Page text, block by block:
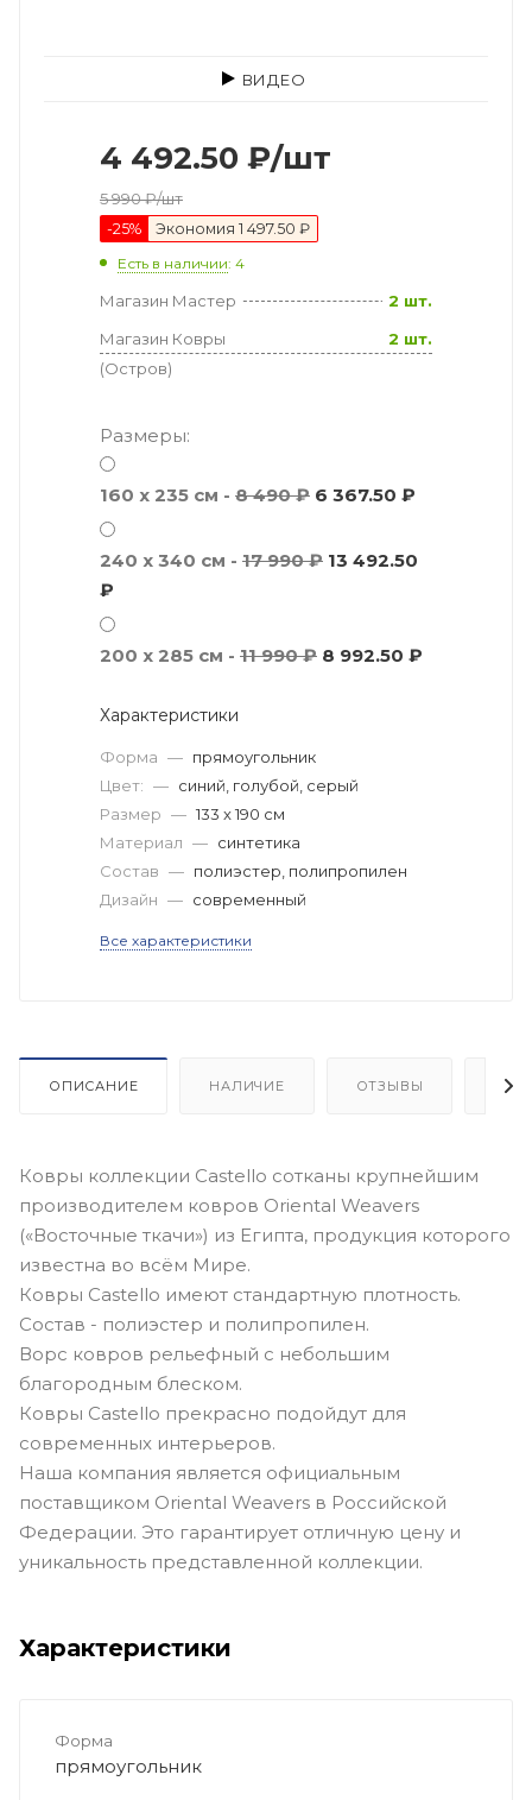
ВИДЕО
4 492.50 ₽/шт
5 990₽/шт
-25% Экономия 1 497.50 ₽
Есть в наличии: 4
Магазин Мастер
2 шт.
Магазин Ковры
(Остров)
2 шт.
Размеры:
160 x 235 см - 8 490 ₽ 6 367.50 ₽
240 x 340 см - 17 990 ₽ 13 492.50
₽
200 x 285 см - 11 990 ₽ 8 992.50 ₽
Характеристики
Форма — прямоугольник
Цвет: — синий, голубой, серый
Размер — 133 x 190 см
Материал — синтетика
Состав — полиэстер, полипропилен
Дизайн — современный
Все характеристики
ОПИСАНИЕ НАЛИЧИЕ ОТЗЫВЫ
Ковры коллекции Castello сотканы крупнейшим
производителем ковров Oriental Weavers
(«Восточные ткачи») из Египта, продукция которого
известна во всём Мире.
Ковры Castello имеют стандартную плотность.
Состав - полиэстер и полипропилен.
Ворс ковров рельефный с небольшим
благородным блеском.
Ковры Castello прекрасно подойдут для
современных интерьеров.
Наша компания является официальным
поставщиком Oriental Weavers в Российской
Федерации. Это гарантирует отличную цену и
уникальность представленной коллекции.
Характеристики
Форма
прямоугольник